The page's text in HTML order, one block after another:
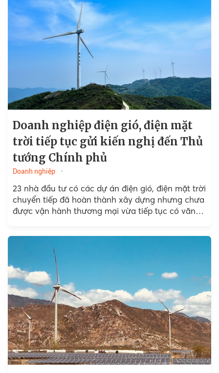
Doanh nghiệp điện gió, điện mặt
trời tiếp tục gửi kiến nghị đến Thủ
tướng Chính phủ
Doanh nghiệp
23 nhà đầu tư có các dự án điện gió, điện mặt trời
chuyển tiếp đã hoàn thành xây dựng nhưng chưa
được vận hành thương mại vừa tiếp tục có văn